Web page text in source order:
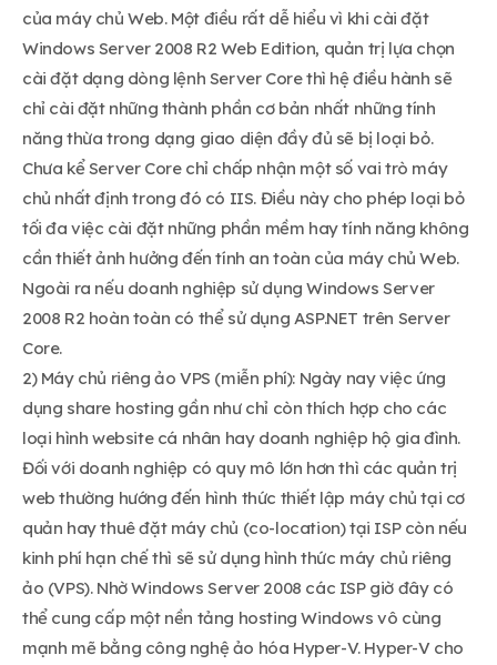
của máy chủ Web. Một điều rất dễ hiểu vì khi cài đặt
Windows Server 2008 R2 Web Edition, quản trị lựa chọn
cài đặt dạng dòng lệnh Server Core thì hệ điều hành sẽ
chỉ cài đặt những thành phần cơ bản nhất những tính
năng thừa trong dạng giao diện đầy đủ sẽ bị loại bỏ.
Chưa kể Server Core chỉ chấp nhận một số vai trò máy
chủ nhất định trong đó có IIS. Điều này cho phép loại bỏ
tối đa việc cài đặt những phần mềm hay tính năng không
cần thiết ảnh hưởng đến tính an toàn của máy chủ Web.
Ngoài ra nếu doanh nghiệp sử dụng Windows Server
2008 R2 hoàn toàn có thể sử dụng ASP.NET trên Server
Core.
2) Máy chủ riêng ảo VPS (miễn phí): Ngày nay việc ứng
dụng share hosting gần như chỉ còn thích hợp cho các
loại hình website cá nhân hay doanh nghiệp hộ gia đình.
Đối với doanh nghiệp có quy mô lớn hơn thì các quản trị
web thường hướng đến hình thức thiết lập máy chủ tại cơ
quản hay thuê đặt máy chủ (co-location) tại ISP còn nếu
kinh phí hạn chế thì sẽ sử dụng hình thức máy chủ riêng
ảo (VPS). Nhờ Windows Server 2008 các ISP giờ đây có
thể cung cấp một nền tảng hosting Windows vô cùng
mạnh mẽ bằng công nghệ ảo hóa Hyper-V. Hyper-V cho